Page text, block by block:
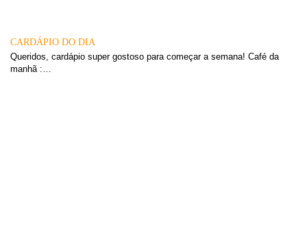
CARDÁPIO DO DIA
Queridos, cardápio super gostoso para começar a semana! Café da
manhã :…